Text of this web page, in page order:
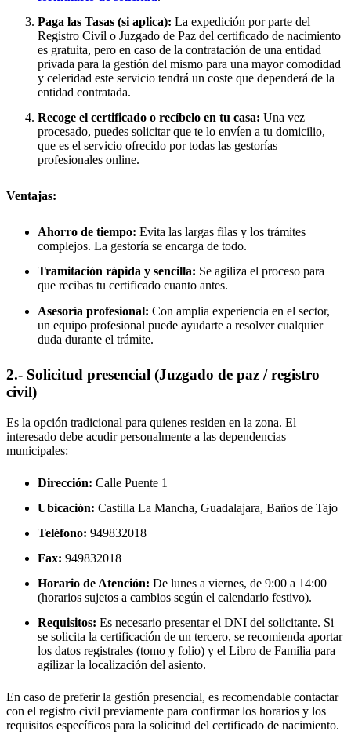
Paga las Tasas (si aplica): La expedición por parte del
Registro Civil o Juzgado de Paz del certificado de nacimiento
es gratuita, pero en caso de la contratación de una entidad
privada para la gestión del mismo para una mayor comodidad
y celeridad este servicio tendrá un coste que dependerá de la
entidad contratada.
Recoge el certificado o recíbelo en tu casa: Una vez
procesado, puedes solicitar que te lo envíen a tu domicilio,
que es el servicio ofrecido por todas las gestorías
profesionales online.
Ventajas:
Ahorro de tiempo: Evita las largas filas y los trámites
complejos. La gestoría se encarga de todo.
Tramitación rápida y sencilla: Se agiliza el proceso para
que recibas tu certificado cuanto antes.
Asesoría profesional: Con amplia experiencia en el sector,
un equipo profesional puede ayudarte a resolver cualquier
duda durante el trámite.
2.- Solicitud presencial (Juzgado de paz / registro
civil)
Es la opción tradicional para quienes residen en la zona. El
interesado debe acudir personalmente a las dependencias
municipales:
Dirección: Calle Puente 1
Ubicación: Castilla La Mancha, Guadalajara, Baños de Tajo
Teléfono: 949832018
Fax: 949832018
Horario de Atención: De lunes a viernes, de 9:00 a 14:00
(horarios sujetos a cambios según el calendario festivo).
Requisitos: Es necesario presentar el DNI del solicitante. Si
se solicita la certificación de un tercero, se recomienda aportar
los datos registrales (tomo y folio) y el Libro de Familia para
agilizar la localización del asiento.
En caso de preferir la gestión presencial, es recomendable contactar
con el registro civil previamente para confirmar los horarios y los
requisitos específicos para la solicitud del certificado de nacimiento.